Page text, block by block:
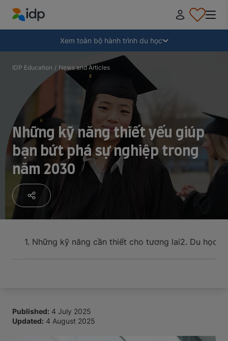
IDP Education
Xem toàn bộ hành trình du học
Tại sao nên đi du học?
Học ở đâu và học ngành gì?
Làm thế nào để nộp hồ sơ?
Sau khi nhận thư mời nhập học
Chuẩn bị lên đường
Thu gọn
IDP Education / News and Articles
Những kỹ năng thiết yếu giúp
bạn bứt phá sự nghiệp trong
năm 2030
1. Những kỹ năng cần thiết cho tương lai2. Du học
Published: 4 July 2025
Updated: 4 August 2025